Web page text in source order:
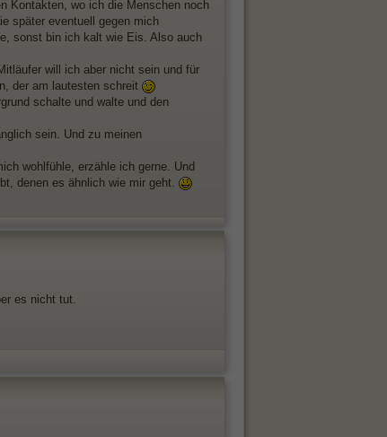
Kontakten, wo ich die Menschen noch
später eventuell gegen mich
sonst bin ich kalt wie Eis. Also auch
will ich aber nicht sein und für
der am lautesten schreit
schalte und walte und den
sein. Und zu meinen
wohlfühle, erzähle ich gerne. Und
denen es ähnlich wie mir geht.
es nicht tut.